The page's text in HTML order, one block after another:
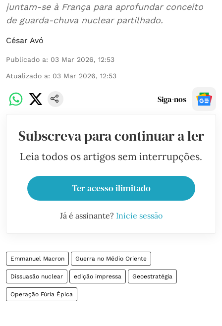
juntam-se à França para aprofundar conceito
de guarda-chuva nuclear partilhado.
César Avó
Publicado a: 03 Mar 2026, 12:53
Atualizado a: 03 Mar 2026, 12:53
Siga-nos
Subscreva para continuar a ler
Leia todos os artigos sem interrupções.
Ter acesso ilimitado
Já é assinante? Inicie sessão
Emmanuel Macron Guerra no Médio Oriente
Dissuasão nuclear edição impressa Geoestratégia
Operação Fúria Épica